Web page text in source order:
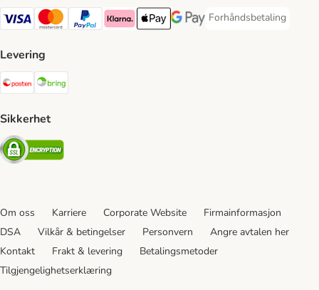
Visa Payment Method
Mastercard Payment Method
PayPal Payment Method
Klarna Payment Method
Apple Pay Payment Method
Google Pay Payment Method
Forhåndsbetaling
Forhåndsbetaling
Levering
Posten Shipping Method
Sikkerhet
Security
Om oss Karriere Corporate Website
Firmainformasjon
DSA
Vilkår & betingelser Personvern
Angre avtalen her
Kontakt
Frakt & levering
Betalingsmetoder
Tilgjengelighetserklæring